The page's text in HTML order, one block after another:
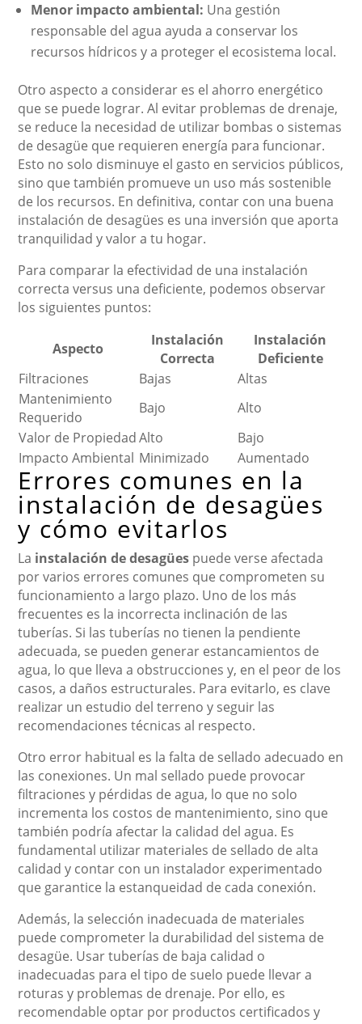
Menor impacto ambiental: Una gestión
responsable del agua ayuda a conservar los
recursos hídricos y a proteger el ecosistema local.
Otro aspecto a considerar es el ahorro energético
que se puede lograr. Al evitar problemas de drenaje,
se reduce la necesidad de utilizar bombas o sistemas
de desagüe que requieren energía para funcionar.
Esto no solo disminuye el gasto en servicios públicos,
sino que también promueve un uso más sostenible
de los recursos. En definitiva, contar con una buena
instalación de desagües es una inversión que aporta
tranquilidad y valor a tu hogar.
Para comparar la efectividad de una instalación
correcta versus una deficiente, podemos observar
los siguientes puntos:
Aspecto
Instalación
Correcta
Instalación
Deficiente
Filtraciones
Bajas
Altas
Mantenimiento
Requerido
Bajo
Alto
Valor de Propiedad Alto
Bajo
Impacto Ambiental Minimizado Aumentado
Errores comunes en la
instalación de desagües
y cómo evitarlos
La instalación de desagües puede verse afectada
por varios errores comunes que comprometen su
funcionamiento a largo plazo. Uno de los más
frecuentes es la incorrecta inclinación de las
tuberías. Si las tuberías no tienen la pendiente
adecuada, se pueden generar estancamientos de
agua, lo que lleva a obstrucciones y, en el peor de los
casos, a daños estructurales. Para evitarlo, es clave
realizar un estudio del terreno y seguir las
recomendaciones técnicas al respecto.
Otro error habitual es la falta de sellado adecuado en
las conexiones. Un mal sellado puede provocar
filtraciones y pérdidas de agua, lo que no solo
incrementa los costos de mantenimiento, sino que
también podría afectar la calidad del agua. Es
fundamental utilizar materiales de sellado de alta
calidad y contar con un instalador experimentado
que garantice la estanqueidad de cada conexión.
Además, la selección inadecuada de materiales
puede comprometer la durabilidad del sistema de
desagüe. Usar tuberías de baja calidad o
inadecuadas para el tipo de suelo puede llevar a
roturas y problemas de drenaje. Por ello, es
recomendable optar por productos certificados y